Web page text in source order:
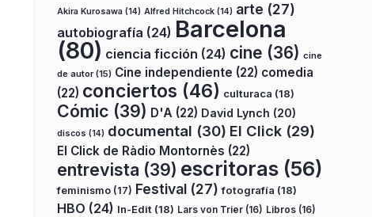
Akira Kurosawa (14) Alfred Hitchcock (14) arte (27)
autobiografía (24) Barcelona
(80) ciencia ficción (24) cine (36) cine
de autor(15) Cine independiente (22) comedia
(22) conciertos (46) culturaca (18)
Cómic (39) D'A (22) David Lynch (20)
discos (14) documental (30) El Click (29)
El Click de Ràdio Montornès (22)
entrevista (39) escritoras (56)
feminismo (17) Festival (27) fotografía (18)
HBO (24) In-Edit (18) Lars von Trier (16) Libros (16)